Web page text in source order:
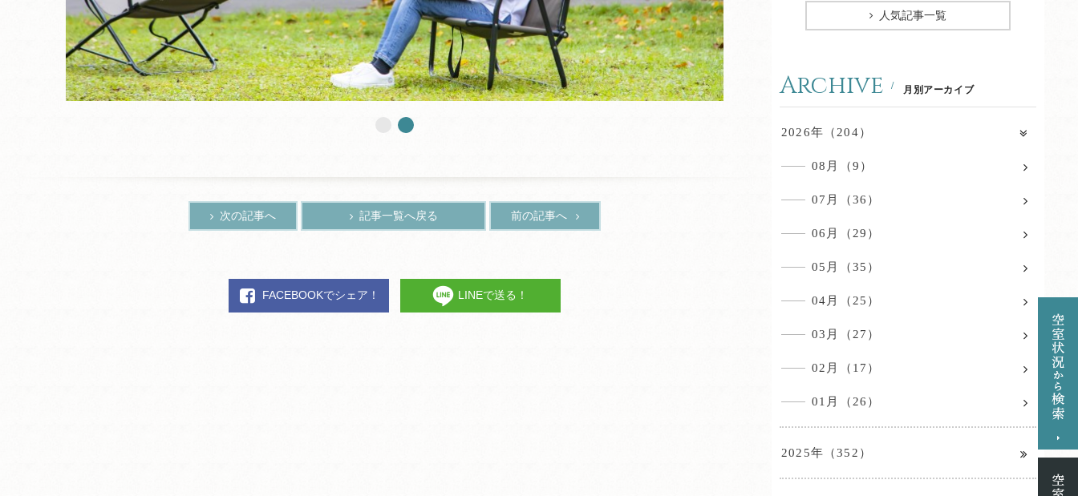
次の記事へ 記事一覧へ戻る 前の記事へ
FACEBOOKでシェア！ LINEで送る！
人気記事一覧
Archive 月別アーカイブ
2026年（204）
08月（9）
07月（36）
06月（29）
05月（35）
04月（25）
03月（27）
02月（17）
01月（26）
2025年（352）